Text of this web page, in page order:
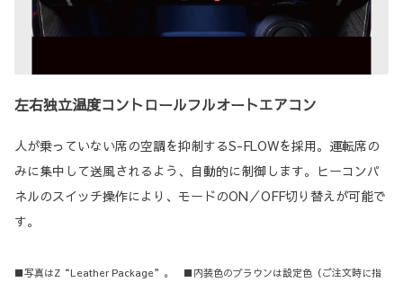
左右独立温度コントロールフルオートエアコン
人が乗っていない席の空調を抑制するS-FLOWを採用。運転席の
みに集中して送風されるよう、自動的に制御します。ヒーコンパ
ネルのスイッチ操作により、モードのON／OFF切り替えが可能で
す。
■写真はZ“Leather Package”。 ■内装色のブラウンは設定色（ご注文時に指